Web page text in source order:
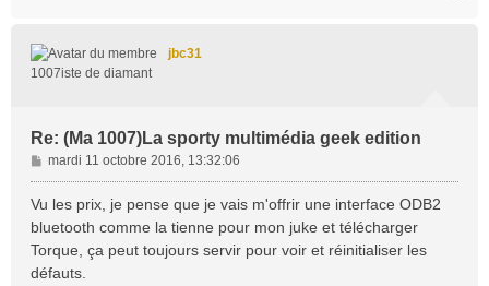
jbc31
1007iste de diamant
Re: (Ma 1007)La sporty multimédia geek edition
M
e
a
g
e
mardi 11 octobre 2016, 13:32:06
Vu les prix, je pense que je vais m'offrir une interface ODB2
bluetooth comme la tienne pour mon juke et télécharger
Torque, ça peut toujours servir pour voir et réinitialiser les
défauts.